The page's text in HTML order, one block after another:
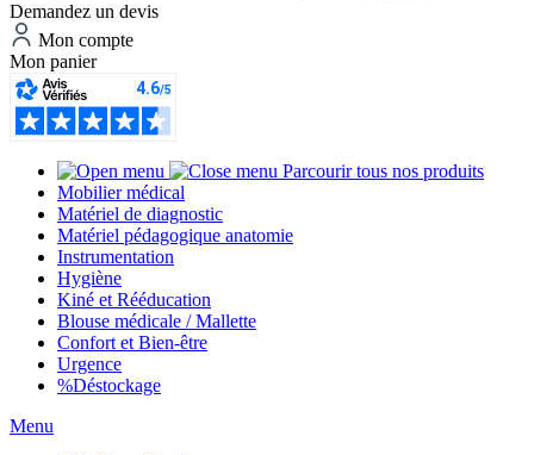
Demandez un devis
Mon compte
Mon panier
Parcourir tous nos produits
Mobilier médical
Matériel de diagnostic
Matériel pédagogique anatomie
Instrumentation
Hygiène
Kiné et Rééducation
Blouse médicale / Mallette
Confort et Bien-être
Urgence
%Déstockage
Menu